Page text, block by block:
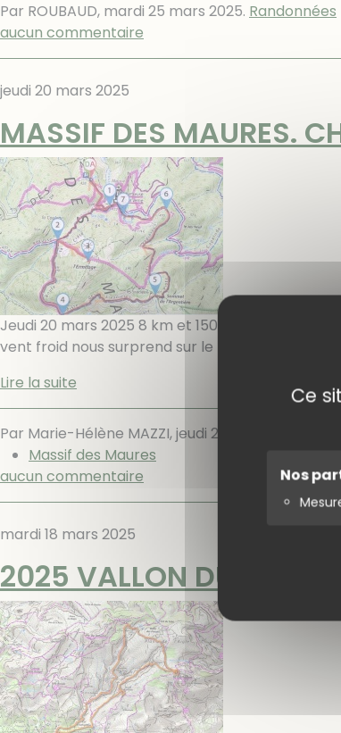
Ce
Nos
Par ROUBAUD, mardi 25 mars 2025. Randonnées
aucun commentaire
jeudi 20 mars 2025
MASSIF DES MAURES.
Jeudi 20 mars 2025 8 km et 150 m de
vent froid nous surprend sur le parking;
Lire la suite
Par Marie-Hélène MAZZI,jeudi 20 mars 2025
Massif des Maures
aucun commentaire
mardi 18 mars 2025
2025 VALLON DU